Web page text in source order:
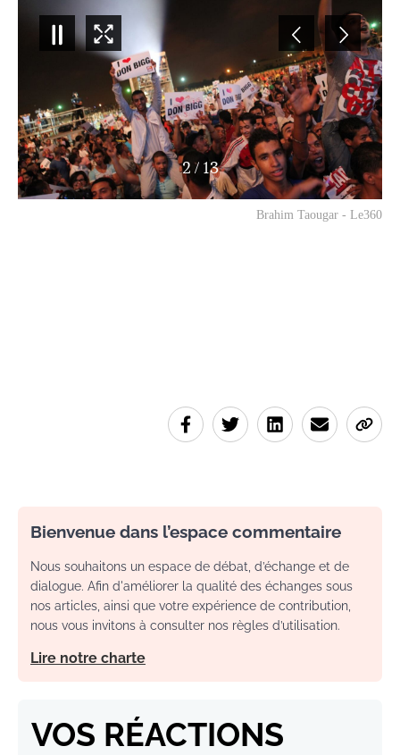
2 / 13
Brahim Taougar - Le360
Bienvenue dans l’espace commentaire
Nous souhaitons un espace de débat, d’échange et de
dialogue. Afin d'améliorer la qualité des échanges sous
nos articles, ainsi que votre expérience de contribution,
nous vous invitons à consulter nos règles d’utilisation.
Lire notre charte
VOS RÉACTIONS